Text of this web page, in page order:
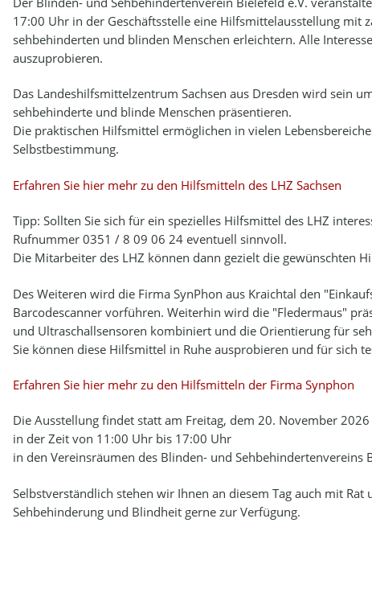
2.5
HISTORIE
17:00 Uhr in der Geschäftsstelle eine Hilfsmittelausstellung mit
sehbehinderten und blinden Menschen erleichtern. Alle
auszuprobieren.
Das Landeshilfsmittelzentrum Sachsen aus Dresden wird sein
sehbehinderte und blinde Menschen präsentieren.
Die praktischen Hilfsmittel ermöglichen in vielen
Selbstbestimmung.
Erfahren Sie hier mehr zu den Hilfsmitteln des LHZ Sachsen
Tipp: Sollten Sie sich für ein spezielles Hilfsmittel des LHZ
Rufnummer 0351 / 8 09 06 24 eventuell sinnvoll.
Die Mitarbeiter des LHZ können dann gezielt die gewünschten
Des Weiteren wird die Firma SynPhon aus Kraichtal den
Barcodescanner vorführen. Weiterhin wird die "Fledermaus"
und Ultraschallsensoren kombiniert und die Orientierung für
Sie können diese Hilfsmittel in Ruhe ausprobieren und für sich
Erfahren Sie hier mehr zu den Hilfsmitteln der Firma Synphon
Die Ausstellung findet statt am Freitag, dem 20. November 2026
in der Zeit von 11:00 Uhr bis 17:00 Uhr
in den Vereinsräumen des Blinden- und Sehbehindertenvereins
Selbstverständlich stehen wir Ihnen an diesem Tag auch mit
Sehbehinderung und Blindheit gerne zur Verfügung.